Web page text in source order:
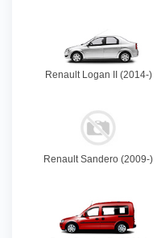
Renault Logan II (2014-)
Renault Sandero (2009-)